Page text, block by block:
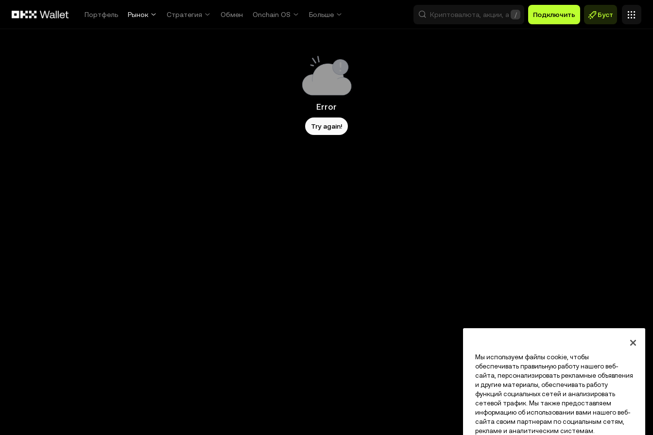
Портфель
Рынок Стратегия Обмен Onchain OS Больше / Подключить Буст
Error
Try again!
Мы используем файлы cookie, чтобы
обеспечивать правильную работу нашего веб-
сайта, персонализировать рекламные объявления
и другие материалы, обеспечивать работу
функций социальных сетей и анализировать
сетевой трафик. Мы также предоставляем
информацию об использовании вами нашего веб-
сайта своим партнерам по социальным сетям,
рекламе и аналитическим системам.